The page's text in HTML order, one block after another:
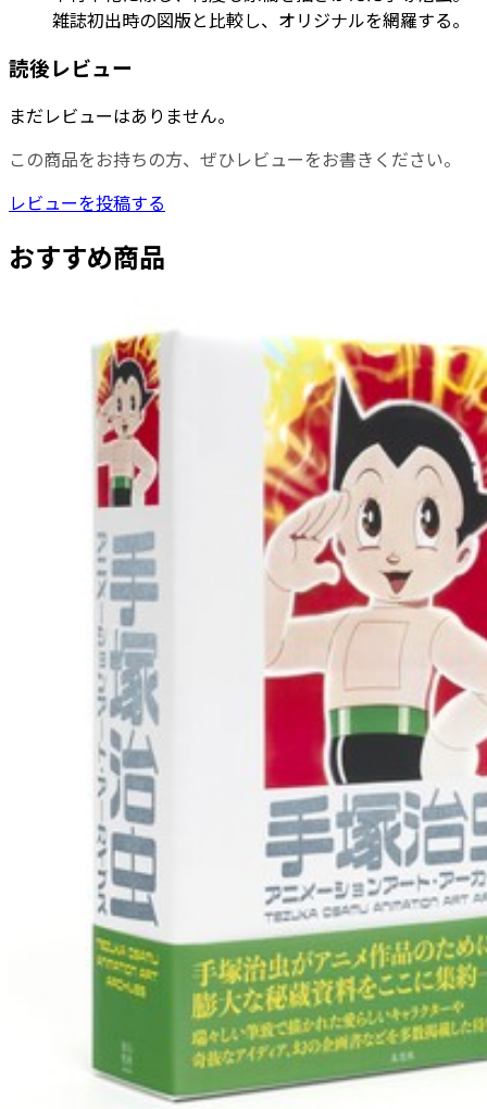
雑誌初出時の図版と比較し、オリジナルを網羅する。
読後レビュー
まだレビューはありません。
この商品をお持ちの方、ぜひレビューをお書きください。
レビューを投稿する
おすすめ商品